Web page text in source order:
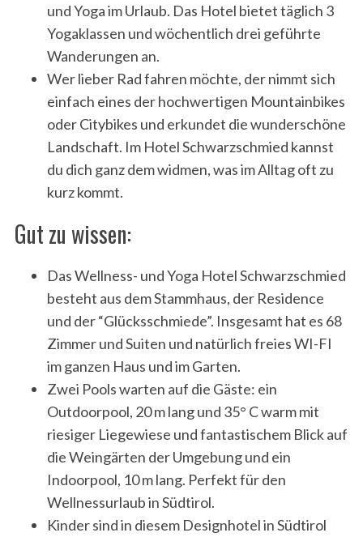
und Yoga im Urlaub. Das Hotel bietet täglich 3
Yogaklassen und wöchentlich drei geführte
Wanderungen an.
Wer lieber Rad fahren möchte, der nimmt sich
einfach eines der hochwertigen Mountainbikes
oder Citybikes und erkundet die wunderschöne
Landschaft. Im Hotel Schwarzschmied kannst
du dich ganz dem widmen, was im Alltag oft zu
kurz kommt.
Gut zu wissen:
Das Wellness- und Yoga Hotel Schwarzschmied
besteht aus dem Stammhaus, der Residence
und der “Glücksschmiede”. Insgesamt hat es 68
Zimmer und Suiten und natürlich freies WI-FI
im ganzen Haus und im Garten.
Zwei Pools warten auf die Gäste: ein
Outdoorpool, 20 m lang und 35° C warm mit
riesiger Liegewiese und fantastischem Blick auf
die Weingärten der Umgebung und ein
Indoorpool, 10 m lang. Perfekt für den
Wellnessurlaub in Südtirol.
Kinder sind in diesem Designhotel in Südtirol